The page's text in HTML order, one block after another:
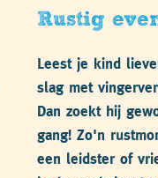
Rustig
Leest je kind
slag met
Dan zoekt hij
gang! Zo'n
een leidster of